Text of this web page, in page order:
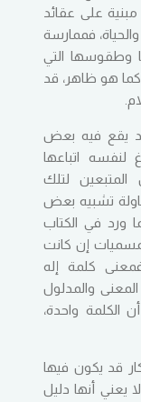
على عقائد
فممارسة
وطقوسها التي
كما هو ظاهر، قد
يقع فيه بعض
لنفسه اتباعها
لتلك
تشبيه بعض
ورد في الكتاب
إن كانت
كلمة إله
والمدلول
الكلمة واحدة،
قد يكون فيها
أنها دليل